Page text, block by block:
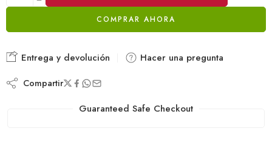
COMPRAR AHORA
Entrega y devolución Hacer una pregunta
Compartir
Guaranteed Safe Checkout